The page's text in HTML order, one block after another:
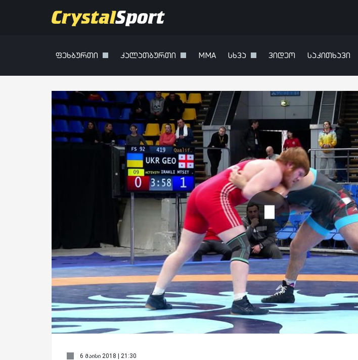
ფეხბურთი კალათბურთი MMA სხვა ვიდეო საკითხავი
6 მაისი 2018 | 21:30